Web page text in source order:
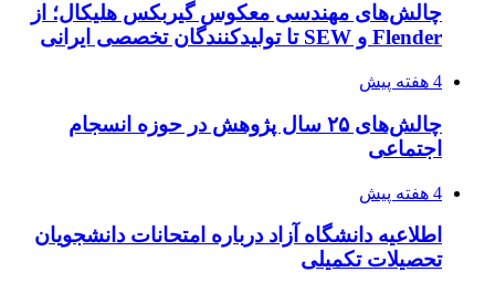
چالش‌های مهندسی معکوس گیربکس هلیکال؛ از
Flender و SEW تا تولیدکنندگان تخصصی ایرانی
4 هفته پیش
چالش‌های ۲۵ سال پژوهش در حوزه انسجام
اجتماعی
4 هفته پیش
اطلاعیه دانشگاه آزاد درباره امتحانات دانشجویان
تحصیلات تکمیلی